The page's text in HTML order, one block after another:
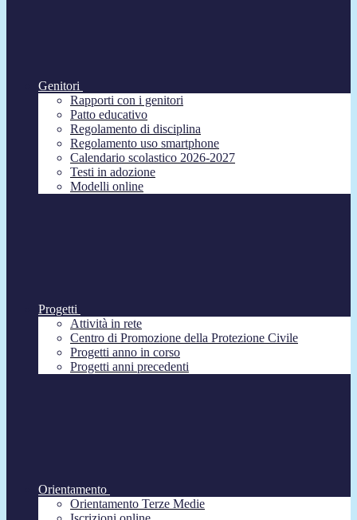
Genitori
Rapporti con i genitori
Patto educativo
Regolamento di disciplina
Regolamento uso smartphone
Calendario scolastico 2026-2027
Testi in adozione
Modelli online
Progetti
Attività in rete
Centro di Promozione della Protezione Civile
Progetti anno in corso
Progetti anni precedenti
Orientamento
Orientamento Terze Medie